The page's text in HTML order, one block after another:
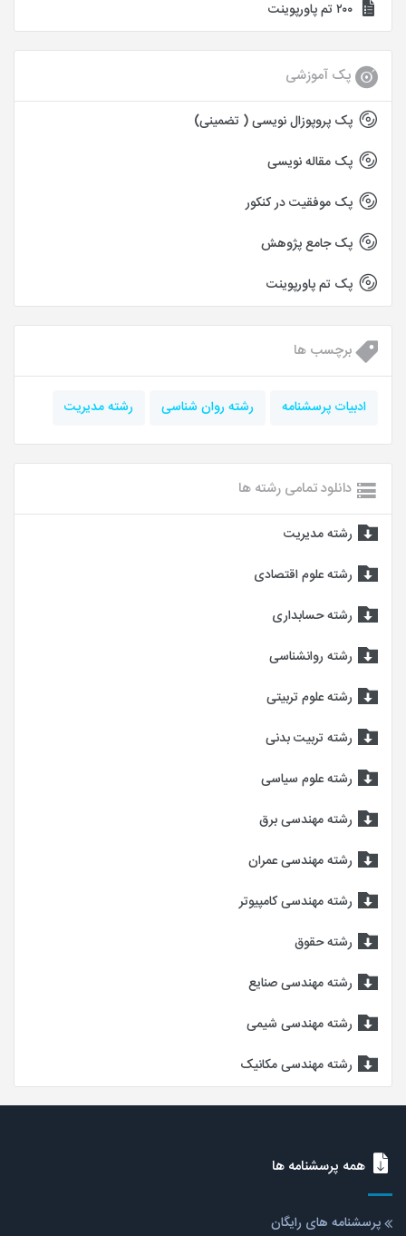
۲۰۰ تم پاورپوینت
پک آموزشی
پک پروپوزال نویسی ( تضمینی)
پک مقاله نویسی
پک موفقیت در کنکور
پک جامع پژوهش
پک تم پاورپوینت
برچسب ها
ادبیات پرسشنامه رشته روان شناسی رشته مدیریت
دانلود تمامی رشته ها
رشته مدیریت
رشته علوم اقتصادی
رشته حسابداری
رشته روانشناسی
رشته علوم تربیتی
رشته تربیت بدنی
رشته علوم سیاسی
رشته مهندسی برق
رشته مهندسی عمران
رشته مهندسی کامپیوتر
رشته حقوق
رشته مهندسی صنایع
رشته مهندسی شیمی
رشته مهندسی مکانیک
همه پرسشنامه ها
پرسشنامه های رایگان